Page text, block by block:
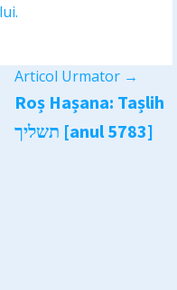
Articol Urmator →
Roș Hașana: Tașlih
תשליך [anul 5783]